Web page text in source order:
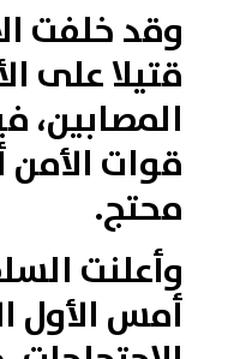
قتيلا على
المصابين،
قوات الأمن
محتج.
وأعلنت
أمس الأول